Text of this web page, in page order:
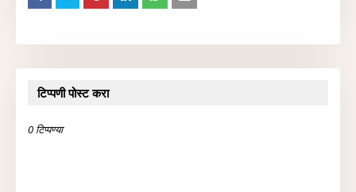
टिप्पणी पोस्ट करा
0 टिप्पण्या